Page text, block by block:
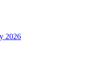
2026